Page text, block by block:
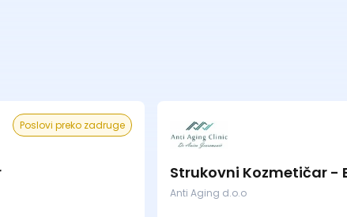
Poslovi preko zadruge
Strukovni Kozmetičar -
Anti Aging d.o.o